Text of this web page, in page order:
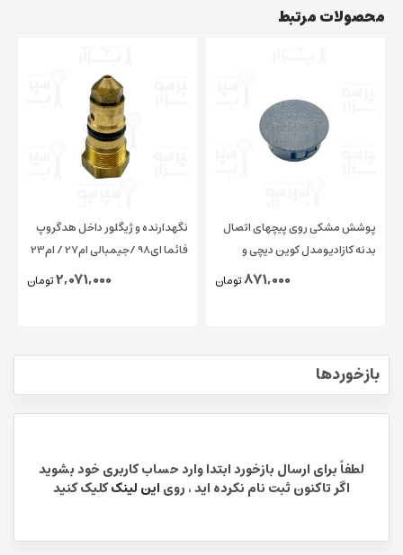
محصولات مرتبط
پوشش مشکی روی پیچهای اتصال
بدنه کازادیومدل کوین دیچی و
چیمبالی و فائما قطر ۱۵ میلیمتر
871,000تومان
نگهدارنده و ژیگلور داخل هدگروپ
فائما ای98 /جیمبالی ام27 / ام23
2,071,000تومان
بازخوردها
لطفاً برای ارسال بازخورد ابتدا وارد حساب کاربری خود بشوید
اگر تاکنون ثبت نام نکرده اید ، روی این لینککلیک کنید